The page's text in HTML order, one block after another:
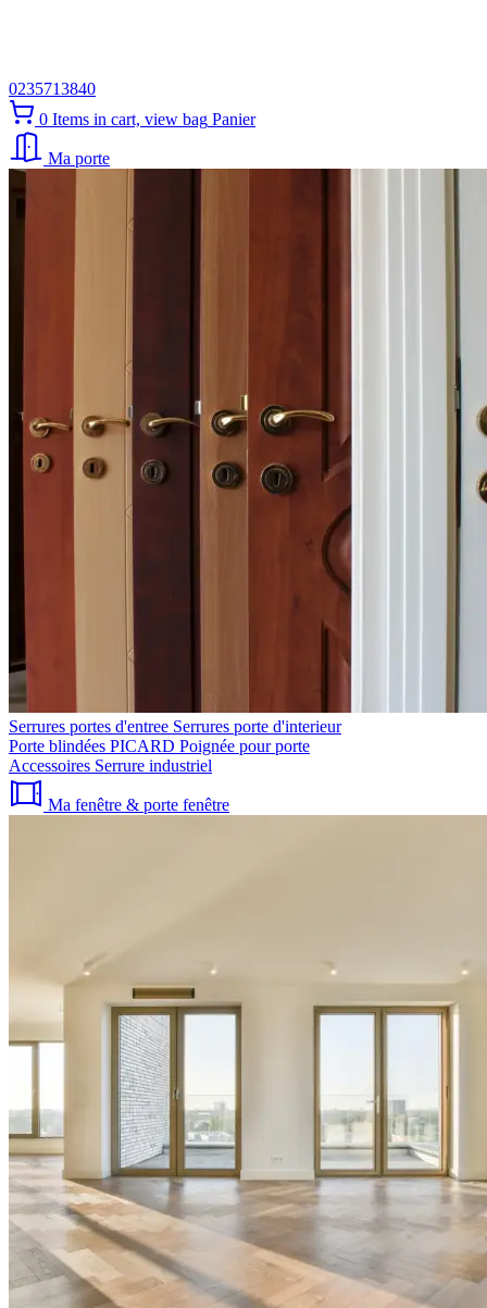
0235713840
0 Items in cart, view bag Panier
Ma porte
Serrures portes d'entree Serrures porte d'interieur
Porte blindées PICARD Poignée pour porte
Accessoires Serrure industriel
Ma fenêtre & porte fenêtre